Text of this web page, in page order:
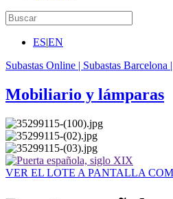
ES|EN
Subastas Online | Subastas
Mobiliario y lámparas
VER EL LOTE A PANTALLA